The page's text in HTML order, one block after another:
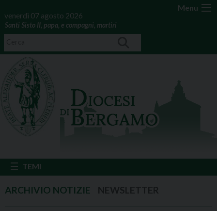
Menu
venerdì 07 agosto 2026
Santi Sisto II, papa, e compagni, martiri